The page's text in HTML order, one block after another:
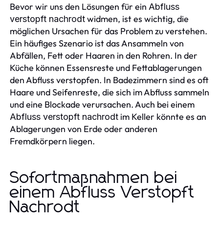
Bevor wir uns den Lösungen für ein Abfluss
verstopft nachrodtwidmen, ist es wichtig, die
möglichen Ursachen für das Problem zu verstehen.
Ein häufiges Szenario ist das Ansammeln von
Abfällen, Fett oder Haaren in den Rohren. In der
Küche können Essensreste und Fettablagerungen
den Abfluss verstopfen. In Badezimmern sind es oft
Haare und Seifenreste, die sich im Abfluss sammeln
und eine Blockade verursachen. Auch bei einem
Abfluss verstopft nachrodt im Keller könnte es an
Ablagerungen von Erde oder anderen
Fremdkörpern liegen.
Sofortmaßnahmen bei
einem Abfluss Verstopft
Nachrodt